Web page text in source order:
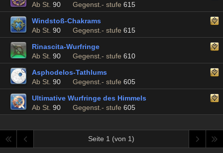
Ab St. 90 Gegenst.- stufe 615
Windstoß-Chakrams
Ab St. 90 Gegenst.- stufe 615
Rinascita-Wurfringe
Ab St. 90 Gegenst.- stufe 610
Asphodelos-Tathlums
Ab St. 90 Gegenst.- stufe 605
Ultimative Wurfringe des Himmels
Ab St. 90 Gegenst.- stufe 605
Seite 1 (von 1)